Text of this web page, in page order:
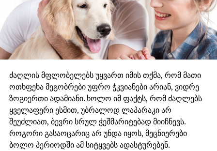
ძაღლის მფლობელებს უყვართ იმის თქმა, რომ მათი
ოთხფეხა მეგობრები უფრო ჭკვიანები არიან, ვიდრე
ზოგიერთი ადამიანი. ხოლო იმ ფაქტს, რომ ძაღლებს
ყველაფერი ესმით, უბრალოდ ლაპარაკი არ
შეუძლიათ, ბევრი სრულ ჭეშმარიტებად მიიჩნევს.
როგორი გასაოცარიც არ უნდა იყოს, მეცნიერები
ბოლო პერიოდში ამ სიტყვებს ადასტურებენ.